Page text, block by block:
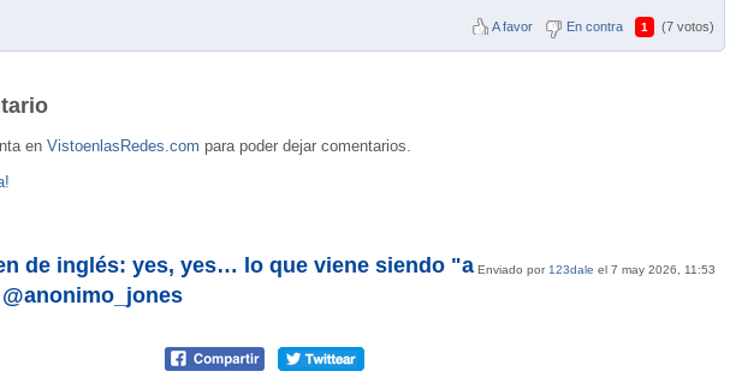
A favor En contra 1 (7 votos)
en VistoenlasRedes.com para poder dejar comentarios.
Enviado por 123dale el 7 may 2026, 11:53
de inglés: yes, yes… lo que viene siendo "a